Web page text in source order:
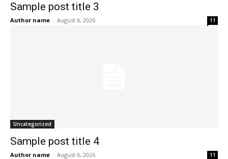
Sample post title 3
Author name - August 6, 2026 11
Uncategorized
Sample post title 4
Author name - August 6, 2026 11